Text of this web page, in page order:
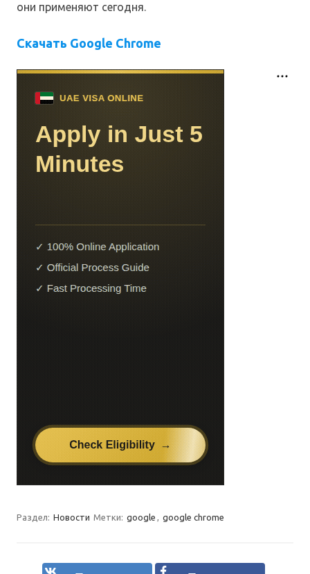
они применяют сегодня.
Скачать Google Chrome
Раздел: Новости Метки: google , google chrome